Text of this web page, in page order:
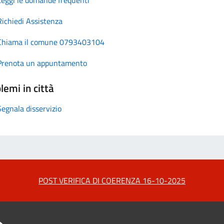
Assistenza
il comune 0793403104
un appuntamento
in città
disservizio
POST VERIFICA DI COERENZA 16-10-2025